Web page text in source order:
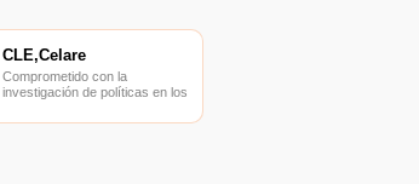
CLE,Celare
Comprometido con la
investigación de políticas en los
finanzas, las finanzas